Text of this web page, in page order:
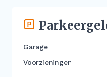
Garage
Voorzieningen